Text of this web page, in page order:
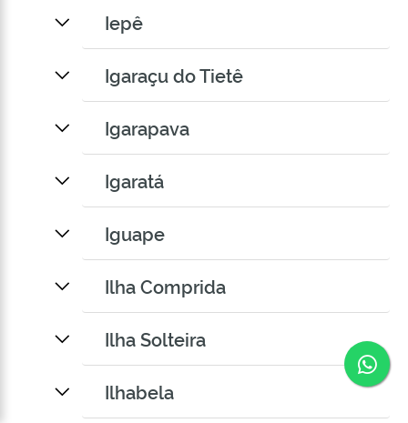
Iepê
Igaraçu do Tietê
Igarapava
Igaratá
Iguape
Ilha Comprida
Ilha Solteira
Ilhabela